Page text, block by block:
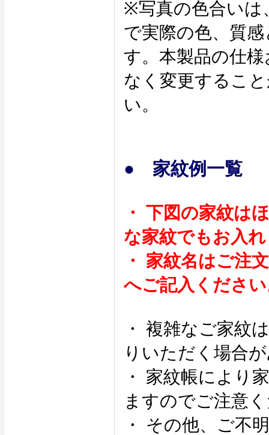
※写真の色合いは
で実際の色、質
す。本製品の仕
なく変更するこ
い。
● 家紋例一覧
・ 下図の家紋は
な家紋でもお入
・ 家紋名はご注
へご記入くださ
・ 複雑なご家紋
りいただく場合
・ 家紋帳により
ますのでご注意
・ その他、ご不